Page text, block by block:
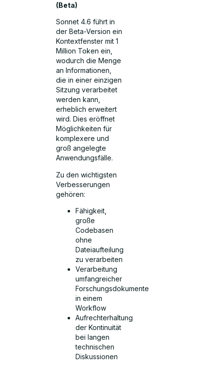
(Beta)
Sonnet 4.6 führt in
der Beta-Version ein
Kontextfenster mit 1
Million Token ein,
wodurch die Menge
an Informationen,
die in einer einzigen
Sitzung verarbeitet
werden kann,
erheblich erweitert
wird. Dies eröffnet
Möglichkeiten für
komplexere und
groß angelegte
Anwendungsfälle.
Zu den wichtigsten
Verbesserungen
gehören:
Fähigkeit,
große
Codebasen
ohne
Dateiaufteilung
zu verarbeiten
Verarbeitung
umfangreicher
Forschungsdokumente
in einem
Workflow
Aufrechterhaltung
der Kontinuität
bei langen
technischen
Diskussionen